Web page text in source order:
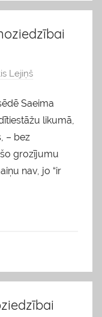
Lejiņš
Saeima
likumā,
– bez
grozījumu
nav, jo “ir